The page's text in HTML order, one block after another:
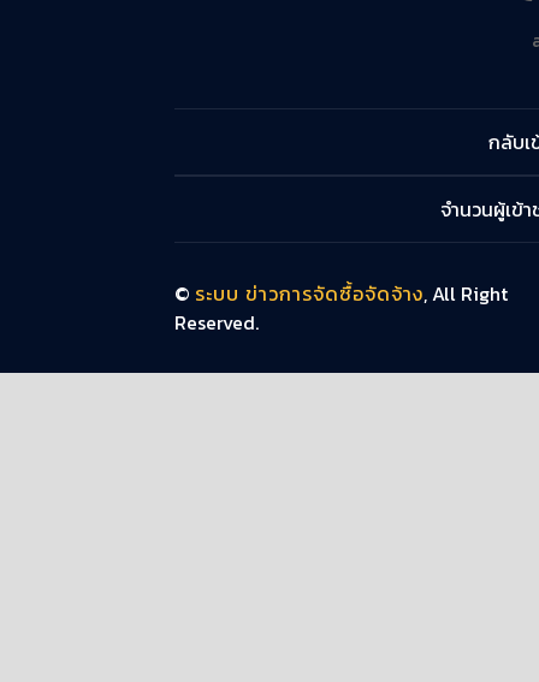
กลับเ
จำนวนผู้เข้
© ระบบ ข่าวการจัดซื้อจัดจ้าง, All Right
Reserved.